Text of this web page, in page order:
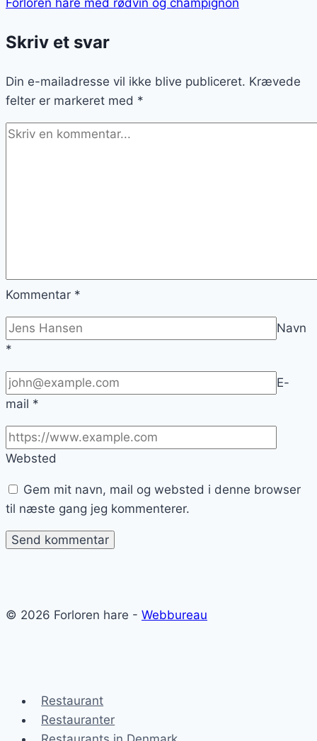
Forloren hare med rødvin og champignon
Skriv et svar
Din e-mailadresse vil ikke blive publiceret. Krævede
felter er markeret med *
Kommentar *
Navn
*
E-
mail *
Websted
Gem mit navn, mail og websted i denne browser
til næste gang jeg kommenterer.
© 2026 Forloren hare - Webbureau
Restaurant
Restauranter